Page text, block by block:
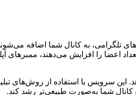
تلگرامی، به کانال شما اضافه
اعضا را افزایش می‌دهند، ممبرهای
تلگرام در ایران، ممبرهای آپلودر ۱۰۰% واقعی و فعال ارائه می‌دهد. این
کانال شما به‌صورت طبیعی‌تر رشد کند.